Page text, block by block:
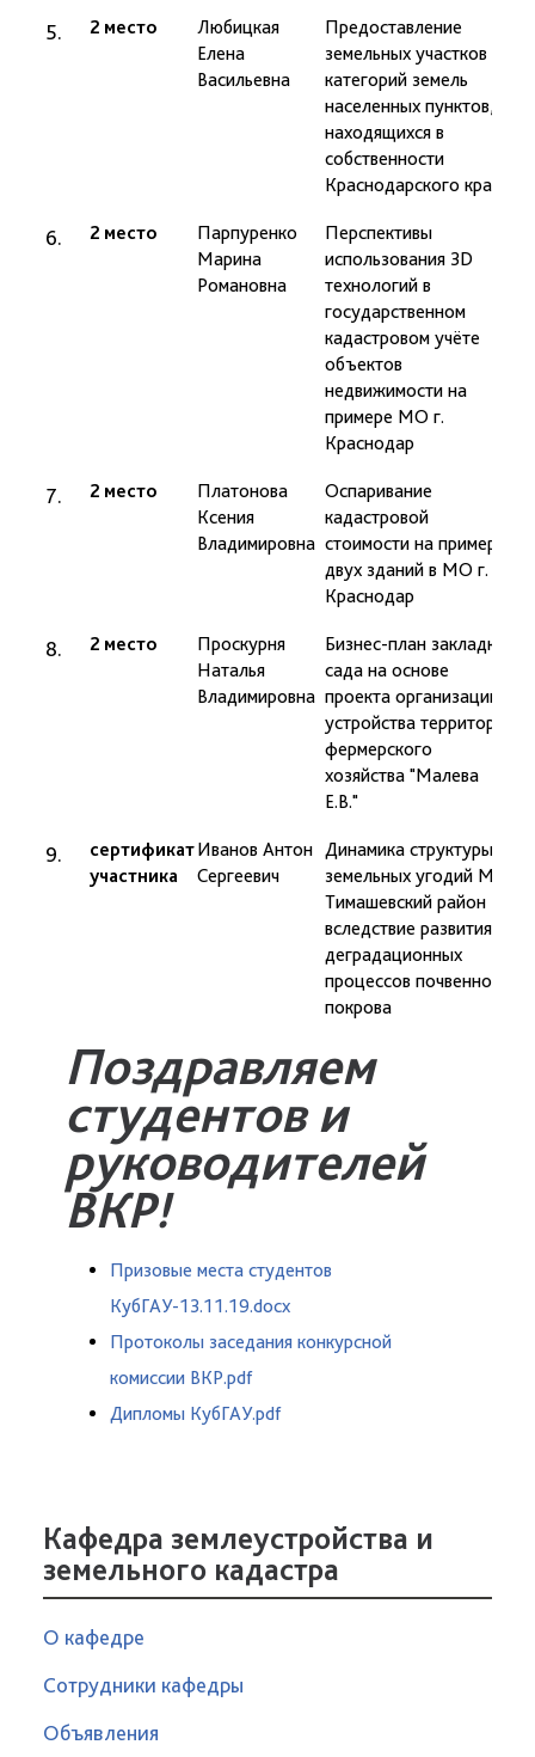
2 место
Любицкая
Елена
Васильевна
Предоставление
земельных участков из
категорий земель
населенных пунктов,
находящихся в
собственности
Краснодарского края
2 место
Парпуренко
Марина
Романовна
Перспективы
использования 3D
технологий в
государственном
кадастровом учёте
объектов
недвижимости на
примере МО г.
Краснодар
2 место
Платонова
Ксения
Владимировна
Оспаривание
кадастровой
стоимости на примере
двух зданий в МО г.
Краснодар
2 место
Проскурня
Наталья
Владимировна
Бизнес-план закладки
сада на основе
проекта организации и
устройства территории
фермерского
хозяйства "Малева
Е.В."
сертификат
участника
Иванов Антон
Сергеевич
Динамика структуры
земельных угодий МО
Тимашевский район
вследствие развития
деградационных
процессов почвенного
покрова
Поздравляем
студентов и
руководителей
ВКР!
Призовые места студентов
КубГАУ-13.11.19.docx
Протоколы заседания конкурсной
комиссии ВКР.pdf
Дипломы КубГАУ.pdf
Кафедра землеустройства и
земельного кадастра
О кафедре
Сотрудники кафедры
Объявления